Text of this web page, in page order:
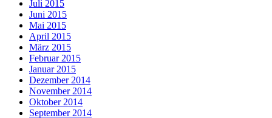
Juli 2015
Juni 2015
Mai 2015
April 2015
März 2015
Februar 2015
Januar 2015
Dezember 2014
November 2014
Oktober 2014
September 2014